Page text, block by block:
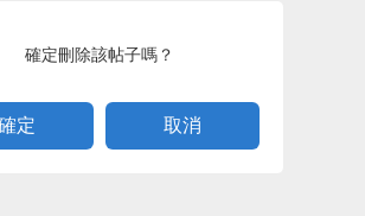
確定刪除該帖子嗎？
取消